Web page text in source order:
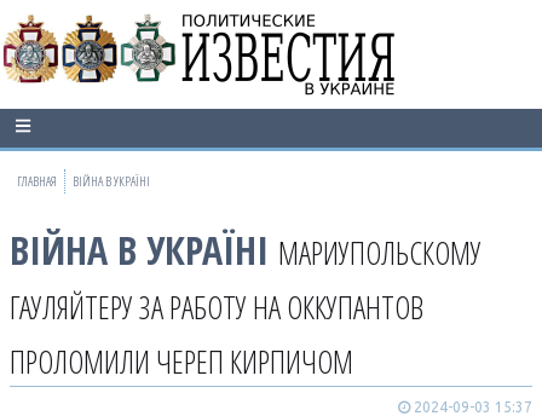
ГЛАВНАЯ ВІЙНА В УКРАЇНІ
ВІЙНА В УКРАЇНІ МАРИУПОЛЬСКОМУ
ГАУЛЯЙТЕРУ ЗА РАБОТУ НА ОККУПАНТОВ
ПРОЛОМИЛИ ЧЕРЕП КИРПИЧОМ
2024-09-03 15:37